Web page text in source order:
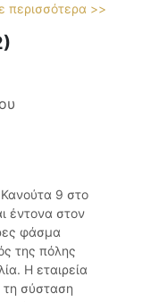
περισσότερα >>
9 στο
έντονα στον
φάσμα
της πόλης
Η εταιρεία
τη σύσταση